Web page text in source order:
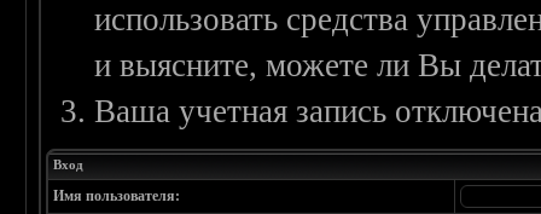
использовать средства
и выясните, можете ли Вы
Ваша учетная запись
Вход
Имя пользователя: